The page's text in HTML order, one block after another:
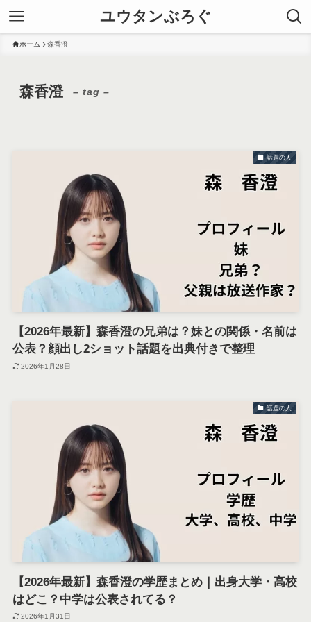
ユウタンぶろぐ
ホーム 森香澄
森香澄 – tag –
話題の人
【2026年最新】森香澄の兄弟は？妹との関係・名前は
公表？顔出し2ショット話題を出典付きで整理
2026年1月28日
話題の人
【2026年最新】森香澄の学歴まとめ｜出身大学・高校
はどこ？中学は公表されてる？
2026年1月31日